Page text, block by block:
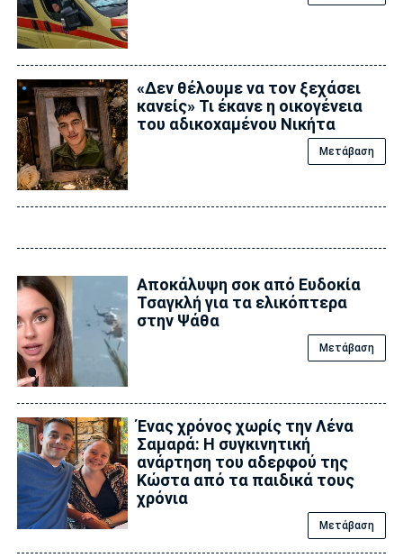
«Δεν θέλουμε να τον ξεχάσει
κανείς» Τι έκανε η οικογένεια
του αδικοxαμένου Νικήτα
Μετάβαση
Αποκάλυψη σoκ από Ευδοκία
Τσαγκλή για τα ελικόπτερα
στην Ψάθα
Μετάβαση
Ένας χρόνος χωρίς την Λένα
Σαμαρά: Η συγκινητική
ανάρτηση του αδερφού της
Κώστα από τα παιδικά τους
χρόνια
Μετάβαση